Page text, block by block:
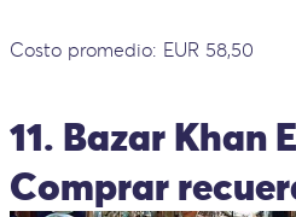
Costo promedio: EUR 58,50
11. Bazar Khan
Comprar